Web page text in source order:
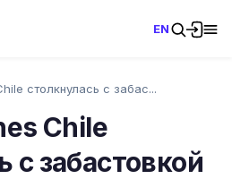
EN
столкнулась с забас...
Chile
с забастовкой